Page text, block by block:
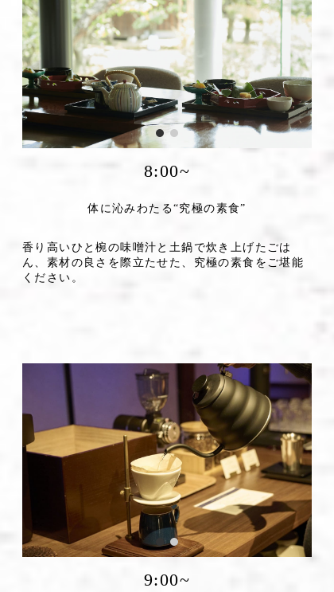
8:00~
体に沁みわたる“究極の素食”
香り高いひと椀の味噌汁と土鍋で炊き上げたごは
ん、素材の良さを際立たせた、究極の素食をご堪能
ください。
9:00~